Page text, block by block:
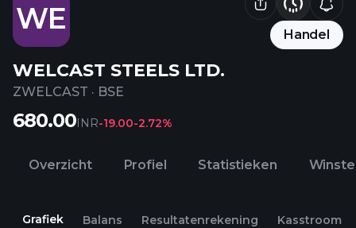
WE Handel
WELCAST STEELS LTD.
ZWELCAST · BSE
680.00INR-19.00-2.72%
Overzicht Profiel Statistieken
Grafiek Balans Resultatenrekening Kasstroom